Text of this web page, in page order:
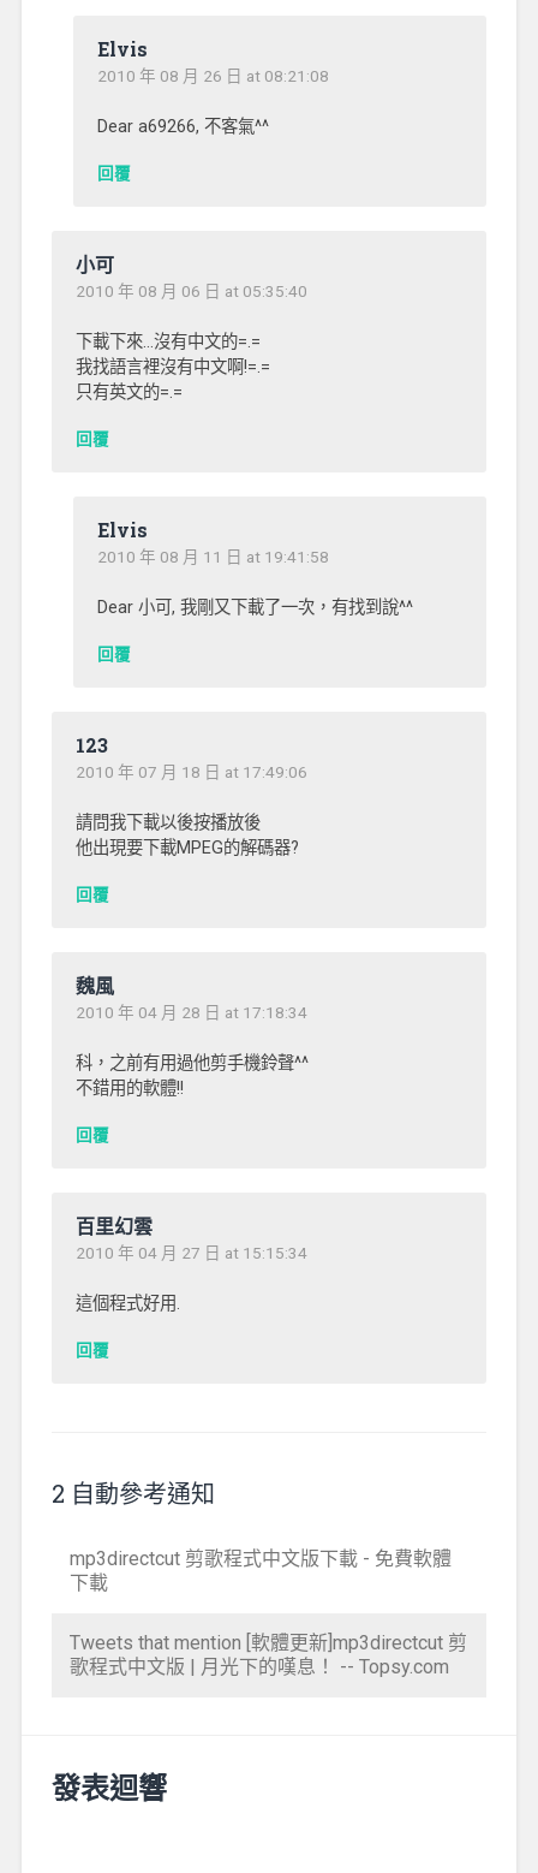
Elvis
2010 年 08 月 26 日 at 08:21:08
Dear a69266, 不客氣^^
回覆
小可
2010 年 08 月 06 日 at 05:35:40
下載下來…沒有中文的=.=
我找語言裡沒有中文啊!=.=
只有英文的=.=
回覆
Elvis
2010 年 08 月 11 日 at 19:41:58
Dear 小可, 我剛又下載了一次，有找到說^^
回覆
123
2010 年 07 月 18 日 at 17:49:06
請問我下載以後按播放後
他出現要下載MPEG的解碼器?
回覆
魏風
2010 年 04 月 28 日 at 17:18:34
科，之前有用過他剪手機鈴聲^^
不錯用的軟體!!
回覆
百里幻雲
2010 年 04 月 27 日 at 15:15:34
這個程式好用.
回覆
2 自動參考通知
mp3directcut 剪歌程式中文版下載 - 免費軟體
下載
Tweets that mention [軟體更新]mp3directcut 剪
歌程式中文版 | 月光下的嘆息！ -- Topsy.com
發表迴響